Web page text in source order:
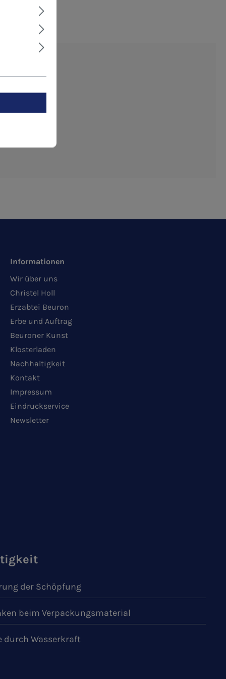
Informationen
Wir über uns
Christel Holl
Erzabtei Beuron
Erbe und Auftrag
Beuroner Kunst
Klosterladen
Nachhaltigkeit
Kontakt
Impressum
Eindruckservice
Newsletter
der Schöpfung
beim Verpackungsmaterial
durch Wasserkraft